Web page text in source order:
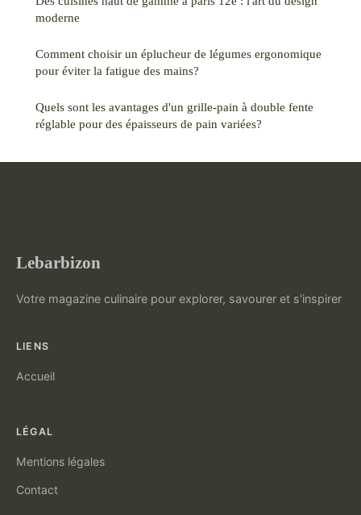
moderne
Comment choisir un éplucheur de légumes ergonomique
pour éviter la fatigue des mains?
Quels sont les avantages d'un grille-pain à double fente
réglable pour des épaisseurs de pain variées?
Lebarbizon
Votre magazine culinaire pour explorer, savourer et s'inspirer
LIENS
Accueil
LÉGAL
Mentions légales
Contact